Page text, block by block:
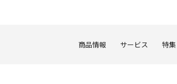
商品情報 サービス 特集